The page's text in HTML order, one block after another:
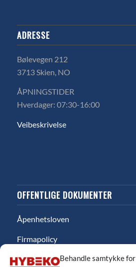
Behandle samtykke for
ADRESSE
Bølevegen 212
3713 Skien, NO
ÅPNINGSTIDER
Hverdager: 07:30-16:00
Veibeskrivelse
OFFENTLIGE DOKUMENTER
Åpenhetsloven
Firmapolicy
Miljø